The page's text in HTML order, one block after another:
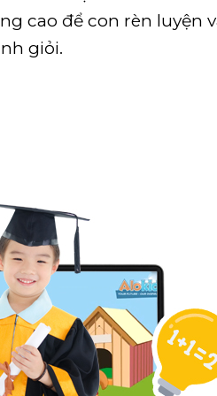
cao để con rèn luyện
giỏi.